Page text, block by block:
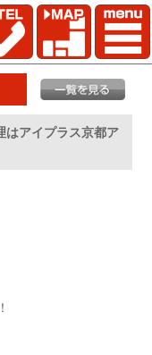
はアイプラス京都ア